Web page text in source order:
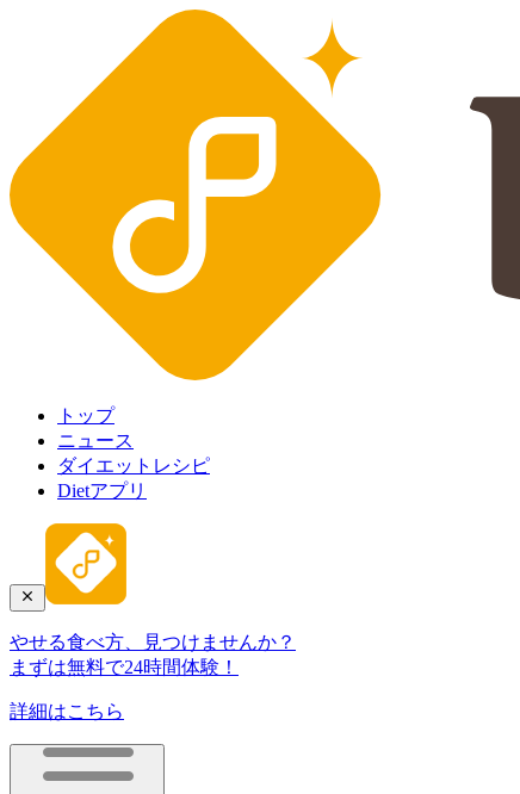
トップ
ニュース
ダイエットレシピ
Dietアプリ
やせる食べ方、見つけませんか？
まずは無料で24時間体験！
詳細はこちら